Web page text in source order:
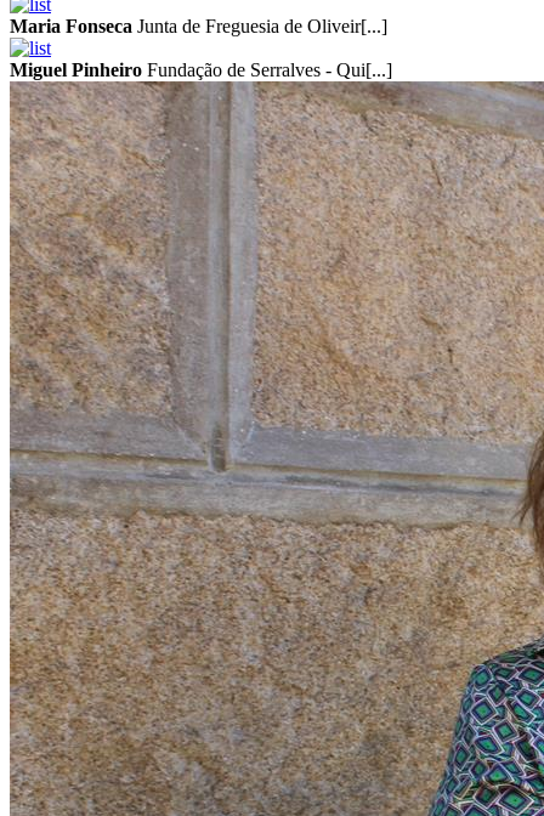
Maria Fonseca Junta de Freguesia de Oliveir[...]
Miguel Pinheiro Fundação de Serralves - Qui[...]